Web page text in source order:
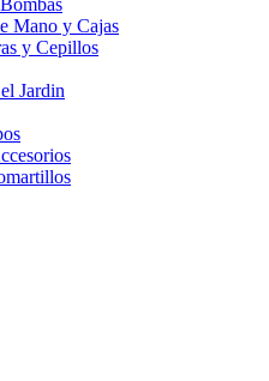
Mano y Cajas
y Cepillos
Jardin